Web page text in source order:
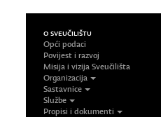
O SVEUČILIŠTU
Opći podaci
Povijest i razvoj
Misija i vizija Sveučilišta
Organizacija
Sastavnice
Službe
Propisi i dokumenti